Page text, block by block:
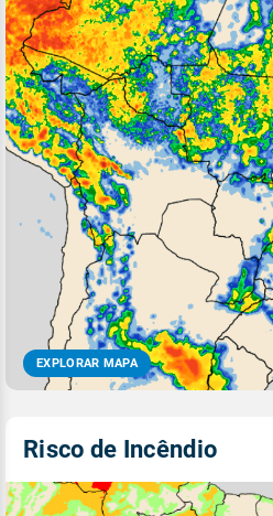
EXPLORAR MAPA
Risco de Incêndio